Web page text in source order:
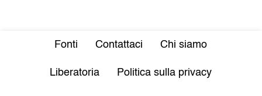
Fonti Contattaci Chi siamo
Liberatoria Politica sulla privacy